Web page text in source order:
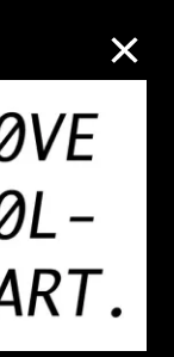
搜索